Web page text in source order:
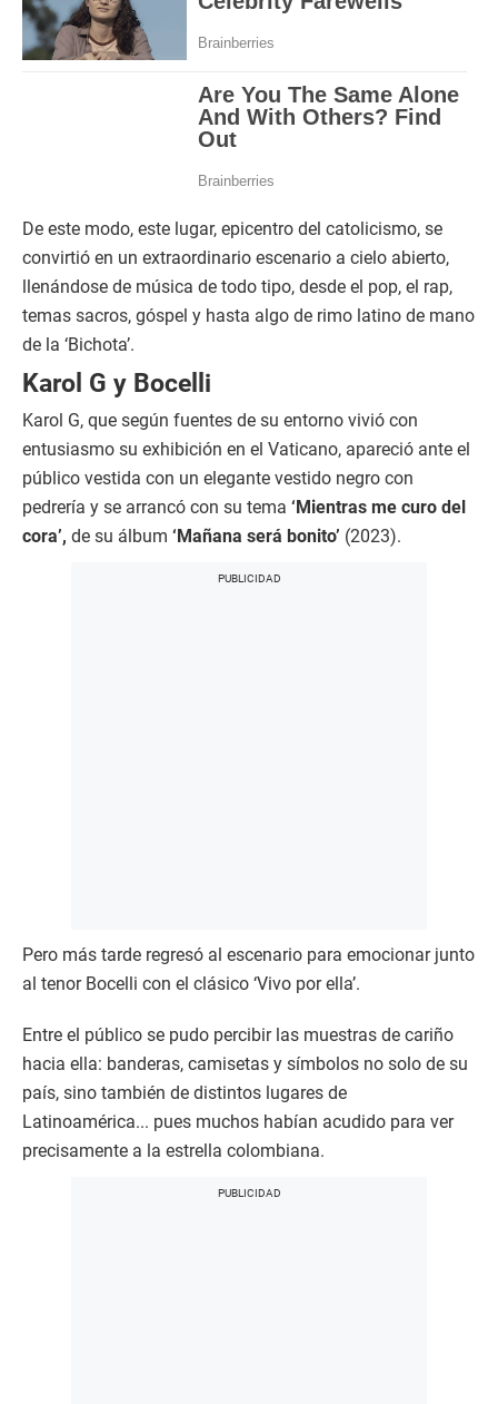
De este modo, este lugar, epicentro del catolicismo, se
convirtió en un extraordinario escenario a cielo abierto,
llenándose de música de todo tipo, desde el pop, el rap,
temas sacros, góspel y hasta algo de rimo latino de mano
de la ‘Bichota’.
Karol G y Bocelli
Karol G, que según fuentes de su entorno vivió con
entusiasmo su exhibición en el Vaticano, apareció ante el
público vestida con un elegante vestido negro con
pedrería y se arrancó con su tema ‘Mientras me curo del
cora’, de su álbum ‘Mañana será bonito’ (2023).
Pero más tarde regresó al escenario para emocionar junto
al tenor Bocelli con el clásico ‘Vivo por ella’.
Entre el público se pudo percibir las muestras de cariño
hacia ella: banderas, camisetas y símbolos no solo de su
país, sino también de distintos lugares de
Latinoamérica... pues muchos habían acudido para ver
precisamente a la estrella colombiana.